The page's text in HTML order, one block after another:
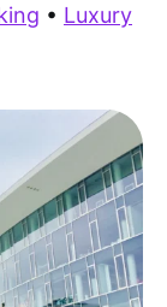
• Luxury